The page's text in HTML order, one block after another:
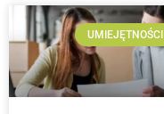
UMIEJĘTNOŚCI